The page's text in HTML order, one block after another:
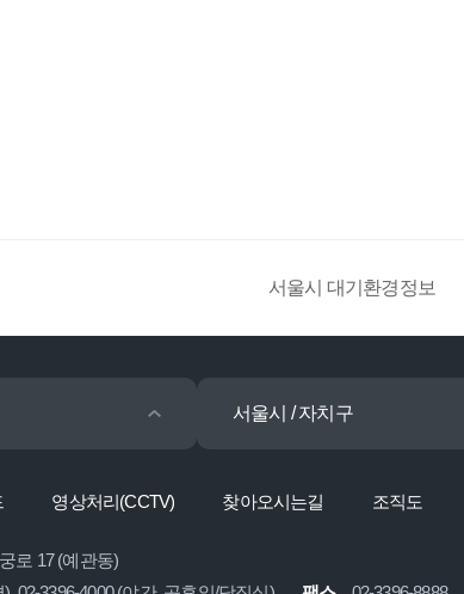
서울시 대기환경정보
서울시 / 자치구
영상처리(CCTV) 찾아오시는길 조직도
로 17 (예관동)